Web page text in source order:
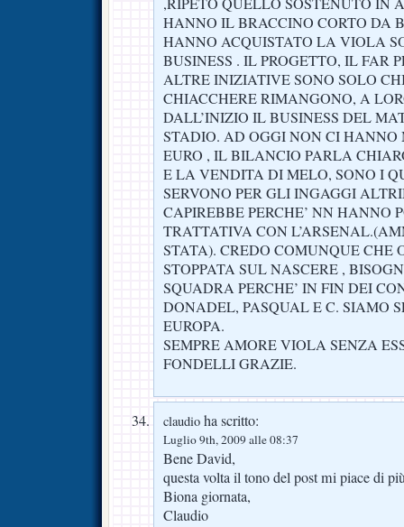
,RIPETO QUELLO SOSTENUTO IN
HANNO IL BRACCINO CORTO DA
HANNO ACQUISTATO LA VIOLA
BUSINESS . IL PROGETTO, IL FAR
ALTRE INIZIATIVE SONO SOLO
CHIACCHERE RIMANGONO, A
DALL’INIZIO IL BUSINESS DEL
STADIO. AD OGGI NON CI HANNO
EURO , IL BILANCIO PARLA
E LA VENDITA DI MELO, SONO I
SERVONO PER GLI INGAGGI
CAPIREBBE PERCHE’ NN HANNO
TRATTATIVA CON
STATA). CREDO COMUNQUE CHE
STOPPATA SUL NASCERE ,
SQUADRA PERCHE’ IN FIN DEI
DONADEL, PASQUAL E C. SIAMO
EUROPA.
SEMPRE AMORE VIOLA SENZA
FONDELLI GRAZIE.
claudio ha scritto:
Luglio 9th, 2009 alle 08:37
Bene David,
questa volta il tono del post mi piace di
Biona giornata,
Claudio